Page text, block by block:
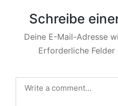
Schreibe
Deine E-Mail-Adresse
Erforderliche Felder